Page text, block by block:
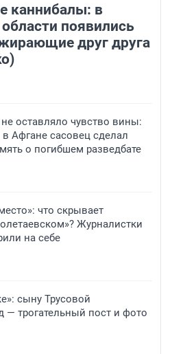
каннибалы: в
появились
друг друга
оставляло чувство вины:
Афгане сасовец сделал
о погибшем разведбате
что скрывает
Журналистки
на себе
сыну Трусовой
— трогательный пост и фото